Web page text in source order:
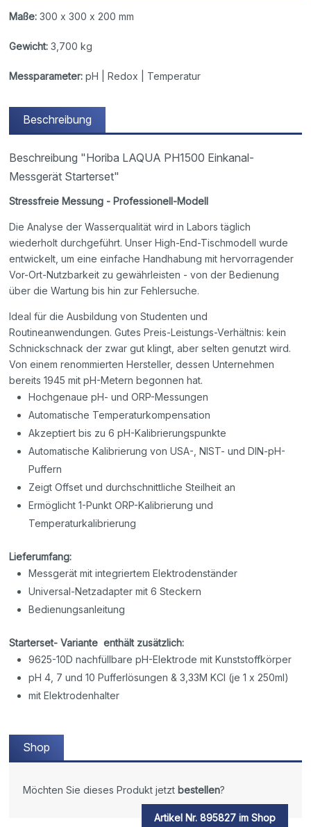
Maße: 300 x 300 x 200 mm
Gewicht: 3,700 kg
Messparameter: pH | Redox | Temperatur
Beschreibung
Beschreibung "Horiba LAQUA PH1500 Einkanal-
Messgerät Starterset"
Stressfreie Messung - Professionell-Modell
Die Analyse der Wasserqualität wird in Labors täglich
wiederholt durchgeführt. Unser High-End-Tischmodell wurde
entwickelt, um eine einfache Handhabung mit hervorragender
Vor-Ort-Nutzbarkeit zu gewährleisten - von der Bedienung
über die Wartung bis hin zur Fehlersuche.
Ideal für die Ausbildung von Studenten und
Routineanwendungen. Gutes Preis-Leistungs-Verhältnis: kein
Schnickschnack der zwar gut klingt, aber selten genutzt wird.
Von einem renommierten Hersteller, dessen Unternehmen
bereits 1945 mit pH-Metern begonnen hat.
Hochgenaue pH- und ORP-Messungen
Automatische Temperaturkompensation
Akzeptiert bis zu 6 pH-Kalibrierungspunkte
Automatische Kalibrierung von USA-, NIST- und DIN-pH-
Puffern
Zeigt Offset und durchschnittliche Steilheit an
Ermöglicht 1-Punkt ORP-Kalibrierung und
Temperaturkalibrierung
Lieferumfang:
Messgerät mit integriertem Elektrodenständer
Universal-Netzadapter mit 6 Steckern
Bedienungsanleitung
Starterset- Variante enthält zusätzlich:
9625-10D nachfüllbare pH-Elektrode mit Kunststoffkörper
pH 4, 7 und 10 Pufferlösungen & 3,33M KCl (je 1 x 250ml)
mit Elektrodenhalter
Shop
Möchten Sie dieses Produkt jetzt bestellen?
Artikel Nr. 895827 im Shop